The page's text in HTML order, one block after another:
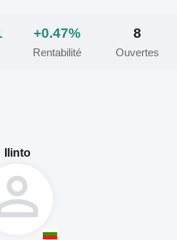
+0.47%
Rentabilité
8
Ouvertes
Ilinto